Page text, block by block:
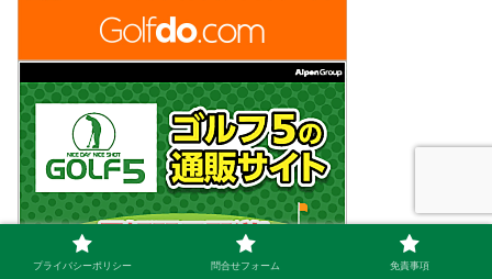
プライバシーポリシー 問合せフォーム 免責事項